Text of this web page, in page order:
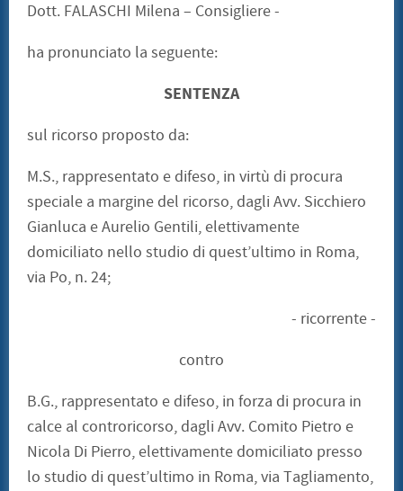
Dott. FALASCHI Milena – Consigliere -
ha pronunciato la seguente:
SENTENZA
sul ricorso proposto da:
M.S., rappresentato e difeso, in virtù di procura
speciale a margine del ricorso, dagli Avv. Sicchiero
Gianluca e Aurelio Gentili, elettivamente
domiciliato nello studio di quest’ultimo in Roma,
via Po, n. 24;
- ricorrente -
contro
B.G., rappresentato e difeso, in forza di procura in
calce al controricorso, dagli Avv. Comito Pietro e
Nicola Di Pierro, elettivamente domiciliato presso
lo studio di quest’ultimo in Roma, via Tagliamento,